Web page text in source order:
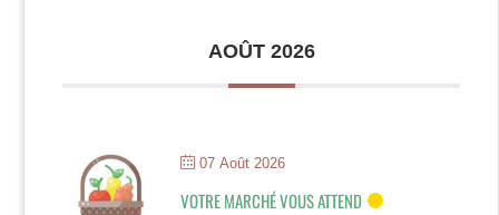
AOÛT 2026
07 Août 2026
VOTRE MARCHÉ VOUS ATTEND